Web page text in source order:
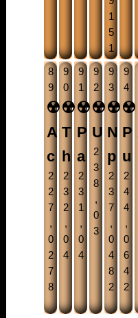
1
5
1
8
9
☢️
A
c
2
2
7
,
0
2
7
8
9
0
☢️
T
h
2
3
2
,
0
4
9
1
☢️
P
a
2
3
1
,
0
4
9
2
☢️
U
2
3
8
,
0
3
9
3
☢️
N
p
2
3
7
,
0
4
8
2
9
4
☢️
P
u
2
4
4
,
0
6
4
2